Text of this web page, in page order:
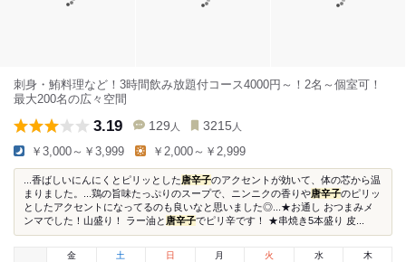
刺身・鮪料理など！3時間飲み放題付コース4000円～！2名～個室可！
最大200名の広々空間
3.19 129 人 3215 人
￥3,000～￥3,999 ￥2,000～￥2,999
...香ばしいにんにくとピリッとした唐辛子のアクセントが効いて、体の芯から温
まりました。...鶏の旨味たっぷりのスープで、ニンニクの香りや唐辛子のピリッ
としたアクセントになってるのも良いなと思いました◎...★お通し おつまみメ
ンマでした！山盛り！ ラー油と 唐辛子でピリ辛です！ ★串焼き5本盛り 皮...
金
土 日 月 火 水 木